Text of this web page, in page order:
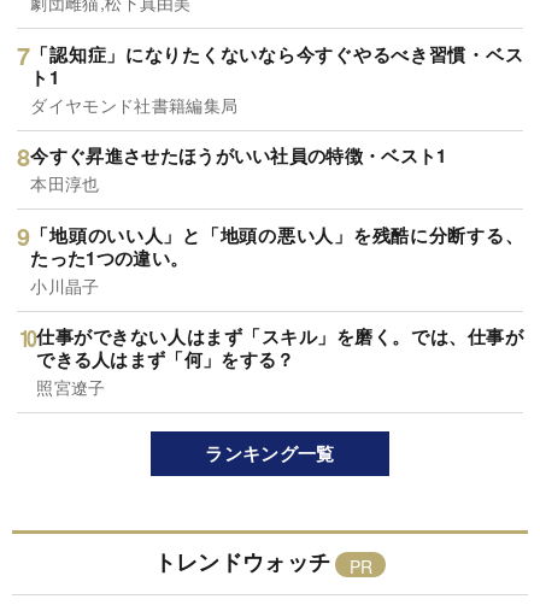
「認知症」になりたくないなら今すぐやるべき習慣・ベス
ト1
ダイヤモンド社書籍編集局
今すぐ昇進させたほうがいい社員の特徴・ベスト1
本田淳也
「地頭のいい人」と「地頭の悪い人」を残酷に分断する、
たった1つの違い。
小川晶子
仕事ができない人はまず「スキル」を磨く。では、仕事が
できる人はまず「何」をする？
照宮遼子
ランキング一覧
トレンドウォッチ